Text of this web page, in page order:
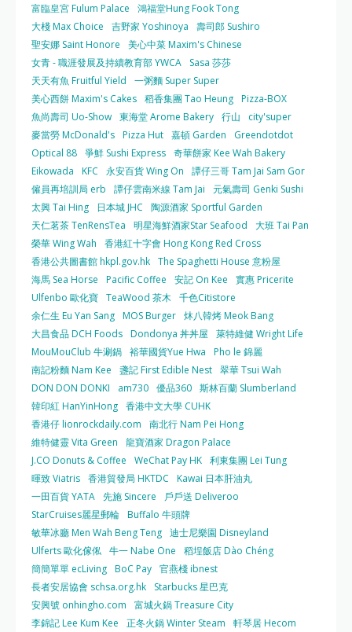
富臨皇宮 Fulum Palace
鴻福堂Hung Fook Tong
大棧 Max Choice
吉野家 Yoshinoya
壽司郎 Sushiro
聖安娜 Saint Honore
美心中菜 Maxim's Chinese
女青 - 職涯發展及持續教育部 YWCA
Sasa 莎莎
天天有魚 Fruitful Yield
一粥麵 Super Super
美心西餅 Maxim's Cakes 稻香集團 Tao Heung Pizza-BOX
魚尚壽司 Uo-Show 東海堂 Arome Bakery 行山
city'super
麥當勞 McDonald's Pizza Hut 嘉頓 Garden
Greendotdot
Optical 88 爭鮮 Sushi Express 奇華餅家 Kee Wah Bakery
Eikowada
KFC 永安百貨 Wing On
譚仔三哥 Tam Jai Sam Gor
僱員再培訓局 erb
譚仔雲南米線 Tam Jai
元氣壽司 Genki Sushi
太興 Tai Hing
日本城 JHC
陶源酒家 Sportful Garden
天仁茗茶 TenRensTea
明星海鮮酒家Star Seafood
大班 Tai Pan
榮華 Wing Wah
香港紅十字會 Hong Kong Red Cross
香港公共圖書館 hkpl.gov.hk The Spaghetti House 意粉屋
海馬 Sea Horse
Pacific Coffee 安記 On Kee
實惠 Pricerite
Ulfenbo 歐化寶 TeaWood 茶木 千色Citistore
余仁生 Eu Yan Sang MOS Burger 炑八韓烤 Meok Bang
大昌食品 DCH Foods Dondonya 丼丼屋
萊特維健 Wright Life
MouMouClub 牛涮鍋 裕華國貨Yue Hwa
Pho le 錦麗
南記粉麵 Nam Kee
盞記 First Edible Nest 翠華 Tsui Wah
DON DON DONKI
am730 優品360 斯林百蘭 Slumberland
韓印紅 HanYinHong 香港中文大學 CUHK
香港仔 lionrockdaily.com
南北行 Nam Pei Hong
維特健靈 Vita Green
龍寶酒家 Dragon Palace
J.CO Donuts & Coffee
WeChat Pay HK 利東集團 Lei Tung
暉致 Viatris 香港貿發局 HKTDC
Kawai 日本肝油丸
一田百貨 YATA 先施 Sincere
戶戶送 Deliveroo
StarCruises麗星郵輪 Buffalo 牛頭牌
敏華冰廳 Men Wah Beng Teng 迪士尼樂園 Disneyland
Ulferts 歐化傢俬 牛一 Nabe One
稻埕飯店 Dào Chéng
簡簡單單 ecLiving BoC Pay 官燕棧 ibnest
長者安居協會 schsa.org.hk
Starbucks 星巴克
安興號 onhingho.com
富城火鍋 Treasure City
李錦記 Lee Kum Kee
正冬火鍋 Winter Steam 軒琴居 Hecom